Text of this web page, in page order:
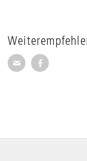
Seite per E-Mail
Seite auf